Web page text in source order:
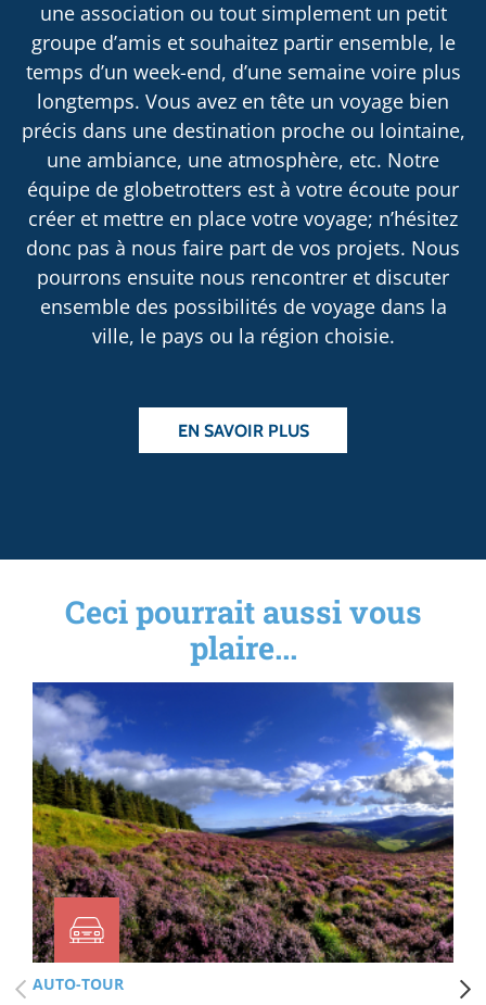
une association ou tout simplement un petit
groupe d’amis et souhaitez partir ensemble, le
temps d’un week-end, d’une semaine voire plus
longtemps. Vous avez en tête un voyage bien
précis dans une destination proche ou lointaine,
une ambiance, une atmosphère, etc. Notre
équipe de globetrotters est à votre écoute pour
créer et mettre en place votre voyage; n’hésitez
donc pas à nous faire part de vos projets. Nous
pourrons ensuite nous rencontrer et discuter
ensemble des possibilités de voyage dans la
ville, le pays ou la région choisie.
EN SAVOIR PLUS
Ceci pourrait aussi vous
plaire...
AUTO-TOUR